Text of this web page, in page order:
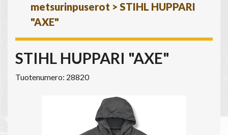
metsurinpuserot > STIHL HUPPARI
"AXE"
STIHL HUPPARI "AXE"
Tuotenumero: 28820